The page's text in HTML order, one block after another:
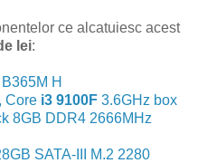
ce alcatuiesc acest
lei:
H
Core i3 9100F 3.6GHz box
8GB DDR4 2666MHz
SATA-III M.2 2280